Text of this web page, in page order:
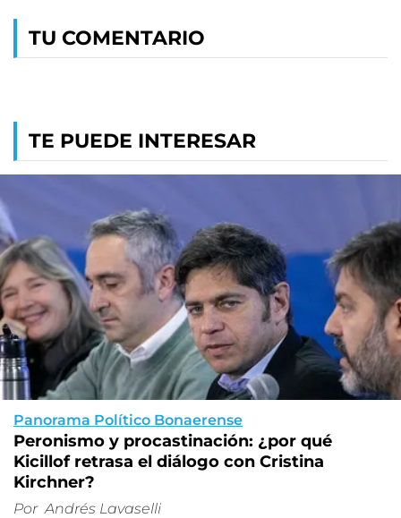
TU COMENTARIO
TE PUEDE INTERESAR
Panorama Político Bonaerense
Peronismo y procastinación: ¿por qué
Kicillof retrasa el diálogo con Cristina
Kirchner?
Por Andrés Lavaselli